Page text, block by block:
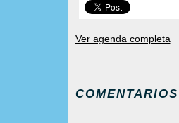
Ver agenda completa
COMENTARIOS